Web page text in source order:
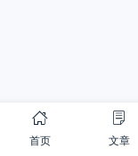
首页 文章